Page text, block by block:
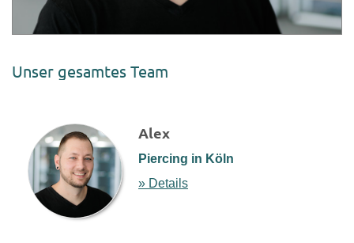
Unser gesamtes Team
Alex
Piercing in Köln
» Details